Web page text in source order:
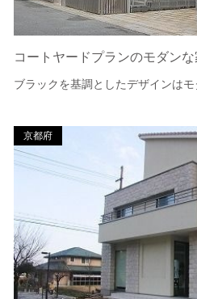
コートヤードプランのモダンな
ブラックを基調としたデザインはモ
京都府